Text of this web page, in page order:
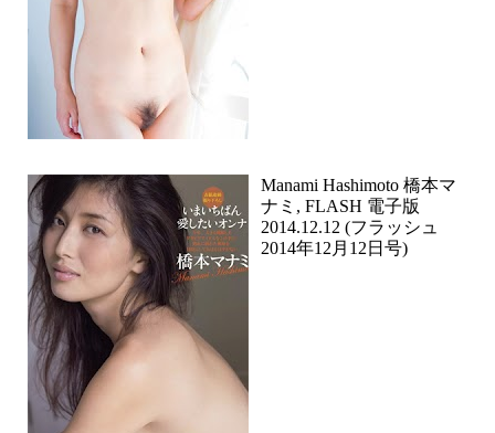
Manami Hashimoto 橋本マ
ナミ, FLASH 電子版
2014.12.12 (フラッシュ
2014年12月12日号)